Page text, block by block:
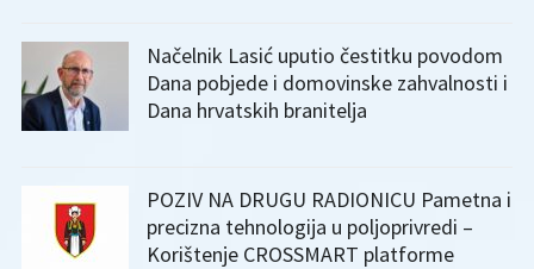
Načelnik Lasić uputio čestitku povodom
Dana pobjede i domovinske zahvalnosti i
Dana hrvatskih branitelja
POZIV NA DRUGU RADIONICU Pametna i
precizna tehnologija u poljoprivredi –
Korištenje CROSSMART platforme